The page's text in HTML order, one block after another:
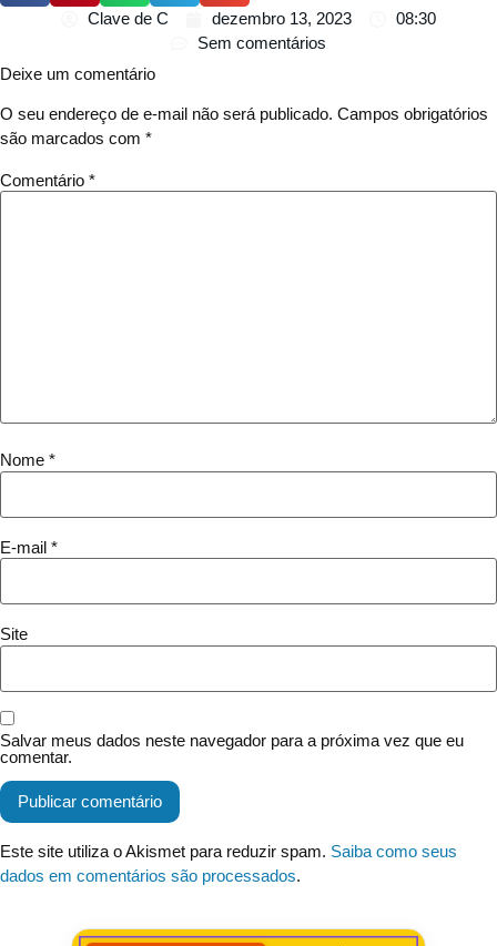
Clave de C dezembro 13, 2023
08:30
Sem comentários
Deixe um comentário
O seu endereço de e-mail não será publicado. Campos obrigatórios
são marcados com *
Comentário *
Nome *
E-mail *
Site
Salvar meus dados neste navegador para a próxima vez que eu
comentar.
Este site utiliza o Akismet para reduzir spam. Saiba como seus
dados em comentários são processados.